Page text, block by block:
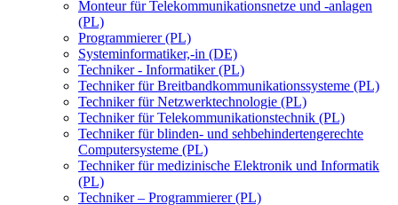
Monteur für Telekommunikationsnetze und -anlagen
(PL)
Programmierer (PL)
Systeminformatiker,-in (DE)
Techniker - Informatiker (PL)
Techniker für Breitbandkommunikationssysteme (PL)
Techniker für Netzwerktechnologie (PL)
Techniker für Telekommunikationstechnik (PL)
Techniker für blinden- und sehbehindertengerechte
Computersysteme (PL)
Techniker für medizinische Elektronik und Informatik
(PL)
Techniker – Programmierer (PL)